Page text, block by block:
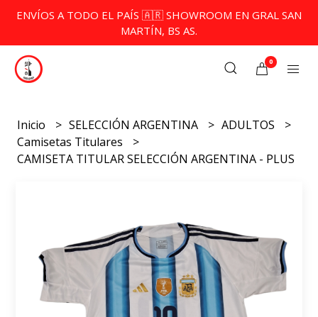
ENVÍOS A TODO EL PAÍS 🇦🇷 SHOWROOM EN GRAL SAN
MARTÍN, BS AS.
0
Inicio SELECCIÓN ARGENTINA
ADULTOS
Camisetas Titulares
CAMISETA TITULAR SELECCIÓN ARGENTINA - PLUS